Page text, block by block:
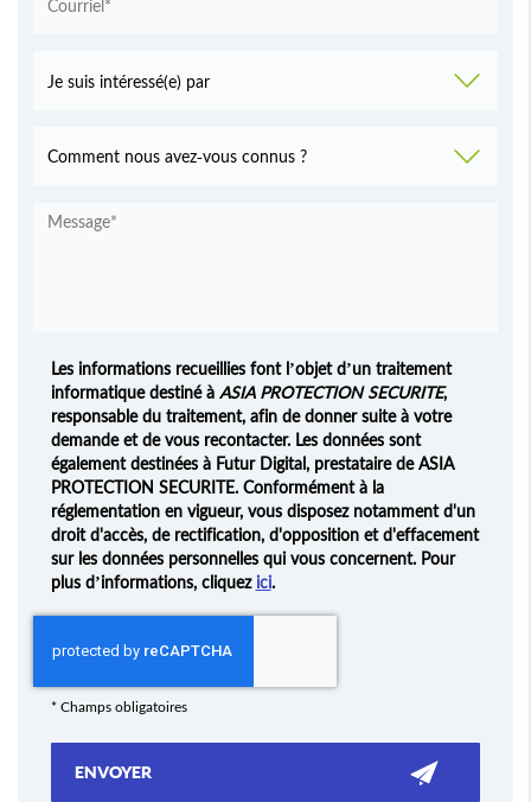
Les informations recueillies font l’objet d’un traitement
informatique destiné àASIA PROTECTION SECURITE,
responsable du traitement, afin de donner suite à votre
demande et de vous recontacter. Les données sont
également destinées à Futur Digital, prestataire de ASIA
PROTECTION SECURITE. Conformément à la
réglementation en vigueur, vous disposez notamment d'un
droit d'accès, de rectification, d'opposition et d'effacement
sur les données personnelles qui vous concernent. Pour
plus d’informations, cliquezici.
* Champs obligatoires